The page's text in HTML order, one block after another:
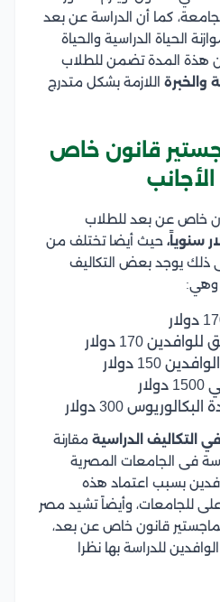
كما أن الدراسة عن بعد
الحياة الدراسية والحياة
هذة المدة تضمن للطلاب
والخبرة اللازمة بشكل متدرج
قانون خاص
خاص عن بعد للطلاب
حيث أيضا تختلف من
ذلك يوجد بعض التكاليف
وهي:
170 دولار
150 دولار
300 دولار
التكاليف الدراسية مقارنة
فى الجامعات المصرية
بسبب اعتماد هذه
للجامعات، وأيضاً تشيد مصر
قانون خاص عن بعد،
للدراسة بها نظرا